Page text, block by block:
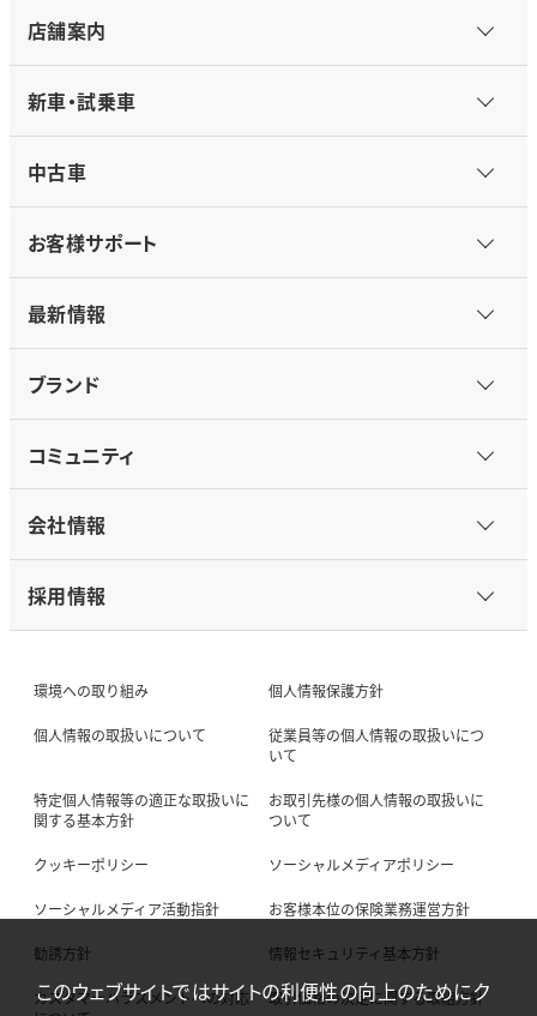
店舗案内
新車・試乗車
中古車
お客様サポート
最新情報
ブランド
コミュニティ
会社情報
採用情報
環境への取り組み 個人情報保護方針
個人情報の取扱いについて
従業員等の個人情報の取扱いにつ
いて
特定個人情報等の適正な取扱いに
関する基本方針
お取引先様の個人情報の取扱いに
ついて
クッキーポリシー ソーシャルメディアポリシー
ソーシャルメディア活動指針 お客様本位の保険業務運営方針
勧誘方針 情報セキュリティ基本方針
カスタマーハラスメントへの対応
取引価格の決定に関する取組方針
このウェブサイトではサイトの利便性の向上のためにク